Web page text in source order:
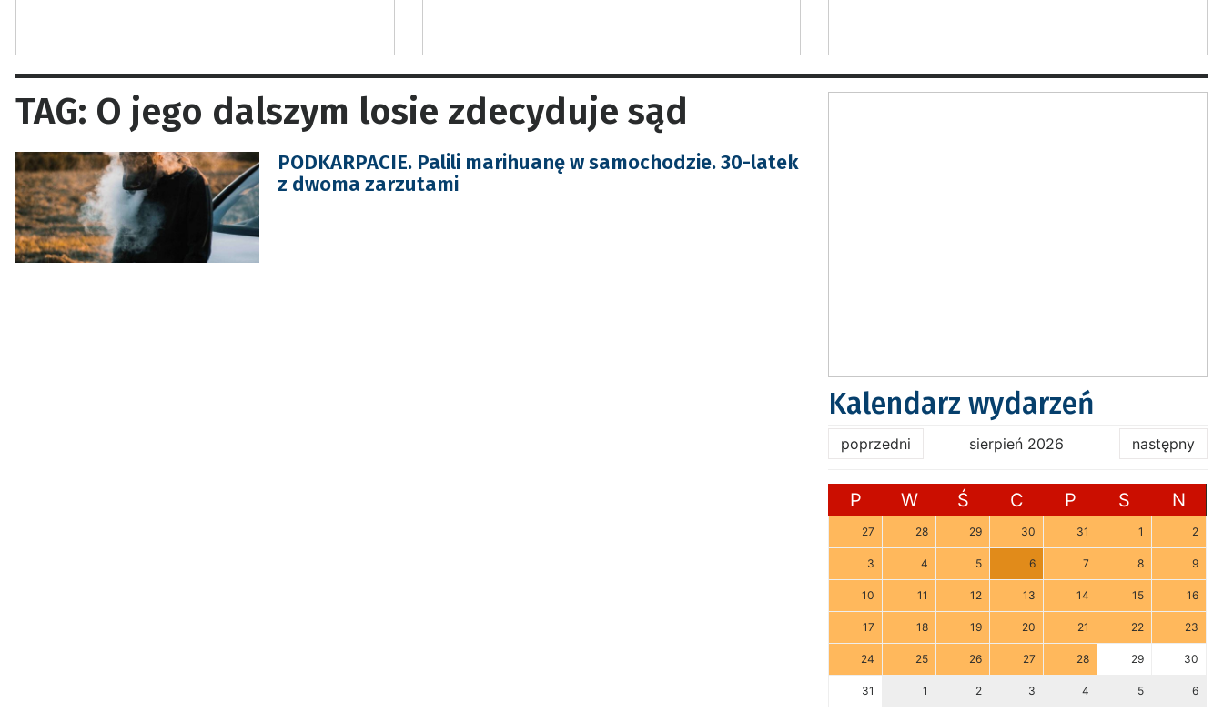
TAG: O jego dalszym losie zdecyduje sąd
PODKARPACIE. Palili marihuanę w samochodzie. 30-latek
z dwoma zarzutami
Kalendarz wydarzeń
poprzedni sierpień 2026 następny
P W Ś C P S N
27 28 29 30 31 1 2
3 4 5 6 7 8 9
10 11 12 13 14 15 16
17 18 19 20 21 22 23
24 25 26 27 28 29 30
31 1 2 3 4 5 6